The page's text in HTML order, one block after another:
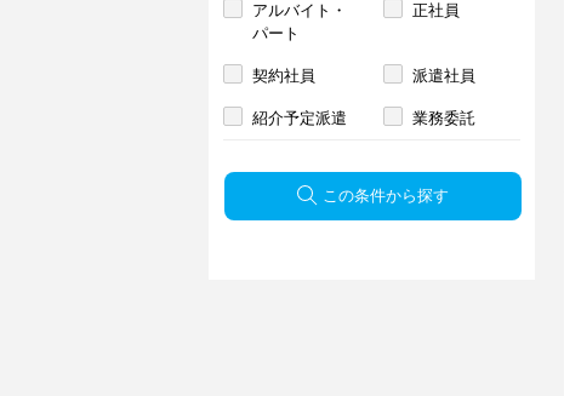
アルバイト・
パート
正社員
契約社員 派遣社員
紹介予定派遣 業務委託
この条件から探す